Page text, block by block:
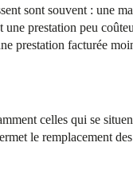
sont souvent : une
prestation peu
prestation facturée
celles qui se
le remplacement des